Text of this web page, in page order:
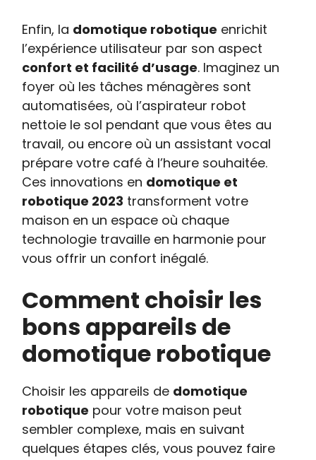
Enfin, la domotique robotique enrichit
l’expérience utilisateur par son aspect
confort et facilité d’usage. Imaginez un
foyer où les tâches ménagères sont
automatisées, où l’aspirateur robot
nettoie le sol pendant que vous êtes au
travail, ou encore où un assistant vocal
prépare votre café à l’heure souhaitée.
Ces innovations en domotique et
robotique 2023 transforment votre
maison en un espace où chaque
technologie travaille en harmonie pour
vous offrir un confort inégalé.
Comment choisir les
bons appareils de
domotique robotique
Choisir les appareils de domotique
robotique pour votre maison peut
sembler complexe, mais en suivant
quelques étapes clés, vous pouvez faire